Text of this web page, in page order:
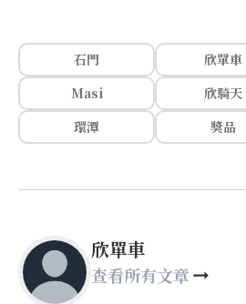
石門
欣單車
Masi
欣騎天
環潭
獎品
欣單車
查看所有文章